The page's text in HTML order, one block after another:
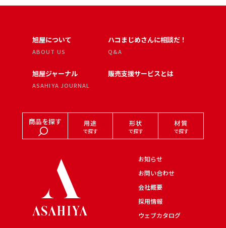
旭屋について
ABOUT US
旭屋ジャーナル
ASAHIYA JOURNAL
ハコまじめさんに相談だ！
Q&A
販売支援サービスとは
商品を探す 用途
で探す
形状
で探す
材質
で探す
お知らせ
お問い合わせ
会社概要
採用情報
ウェブカタログ